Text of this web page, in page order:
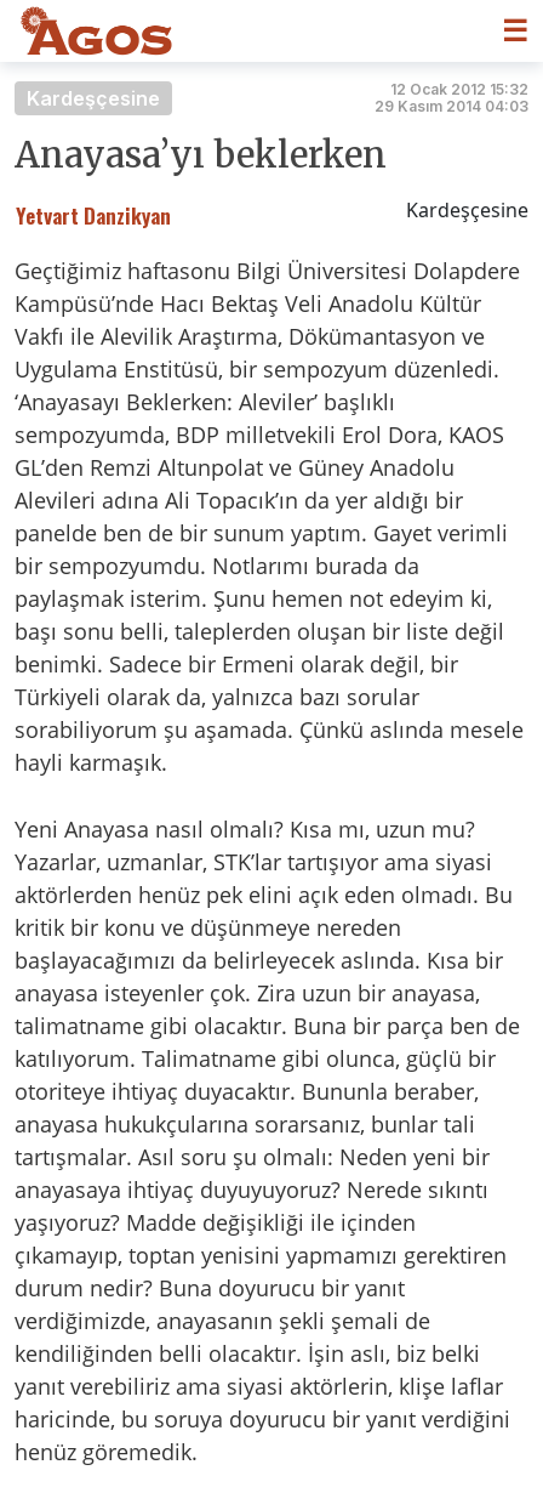
☰
Kardeşçesine
12 Ocak 2012 15:32
29 Kasım 2014 04:03
Anayasa’yı beklerken
Yetvart Danzikyan Kardeşçesine
Geçtiğimiz haftasonu Bilgi Üniversitesi Dolapdere
Kampüsü’nde Hacı Bektaş Veli Anadolu Kültür
Vakfı ile Alevilik Araştırma, Dökümantasyon ve
Uygulama Enstitüsü, bir sempozyum düzenledi.
‘Anayasayı Beklerken: Aleviler’ başlıklı
sempozyumda, BDP milletvekili Erol Dora, KAOS
GL’den Remzi Altunpolat ve Güney Anadolu
Alevileri adına Ali Topacık’ın da yer aldığı bir
panelde ben de bir sunum yaptım. Gayet verimli
bir sempozyumdu. Notlarımı burada da
paylaşmak isterim. Şunu hemen not edeyim ki,
başı sonu belli, taleplerden oluşan bir liste değil
benimki. Sadece bir Ermeni olarak değil, bir
Türkiyeli olarak da, yalnızca bazı sorular
sorabiliyorum şu aşamada. Çünkü aslında mesele
hayli karmaşık.
Yeni Anayasa nasıl olmalı? Kısa mı, uzun mu?
Yazarlar, uzmanlar, STK’lar tartışıyor ama siyasi
aktörlerden henüz pek elini açık eden olmadı. Bu
kritik bir konu ve düşünmeye nereden
başlayacağımızı da belirleyecek aslında. Kısa bir
anayasa isteyenler çok. Zira uzun bir anayasa,
talimatname gibi olacaktır. Buna bir parça ben de
katılıyorum. Talimatname gibi olunca, güçlü bir
otoriteye ihtiyaç duyacaktır. Bununla beraber,
anayasa hukukçularına sorarsanız, bunlar tali
tartışmalar. Asıl soru şu olmalı: Neden yeni bir
anayasaya ihtiyaç duyuyuyoruz? Nerede sıkıntı
yaşıyoruz? Madde değişikliği ile içinden
çıkamayıp, toptan yenisini yapmamızı gerektiren
durum nedir? Buna doyurucu bir yanıt
verdiğimizde, anayasanın şekli şemali de
kendiliğinden belli olacaktır. İşin aslı, biz belki
yanıt verebiliriz ama siyasi aktörlerin, klişe laflar
haricinde, bu soruya doyurucu bir yanıt verdiğini
henüz göremedik.